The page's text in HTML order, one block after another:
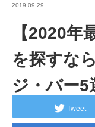
2019.09.29
【2020年
を探すな
ジ・バー5
Tweet